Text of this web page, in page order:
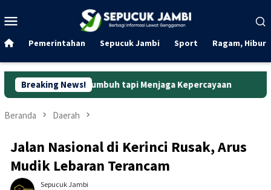
ke
Mobile
Pemerintahan Sepucuk Jambi Sport Ragam,
Breaking News!
tapi Menjaga Kepercayaan Curanmor di Oko
Beranda Daerah
Jalan Nasional di Kerinci Rusak, Arus
Mudik Lebaran Terancam
Sepucuk Jambi